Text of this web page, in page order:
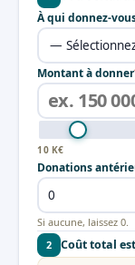
À qui donnez-
Montant à donner
10 K€
Donations
Si aucune, laissez 0.
2
Coût total